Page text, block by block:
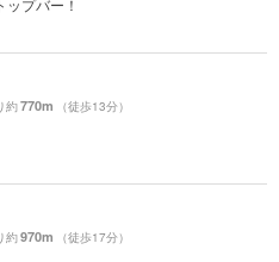
約770m （徒歩13分）
約970m （徒歩17分）